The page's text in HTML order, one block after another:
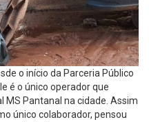
o início da Parceria Público
é o único operador que
Pantanal na cidade. Assim
único colaborador, pensou